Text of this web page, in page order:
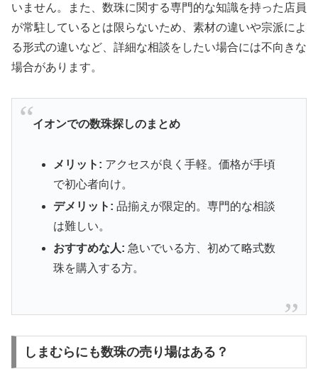
いません。また、数珠に関する専門的な知識を持った店員
が常駐しているとは限らないため、素材の違いや宗派によ
る形式の違いなど、詳細な相談をしたい場合には不向きな
場合があります。
イオンでの数珠探しのまとめ
メリット: アクセスが良く手軽。価格が手頃
で初心者向け。
デメリット: 品揃えが限定的。専門的な相談
は難しい。
おすすめな人: 急いでいる方、初めて略式数
珠を購入する方。
しまむらにも数珠の売り場はある？